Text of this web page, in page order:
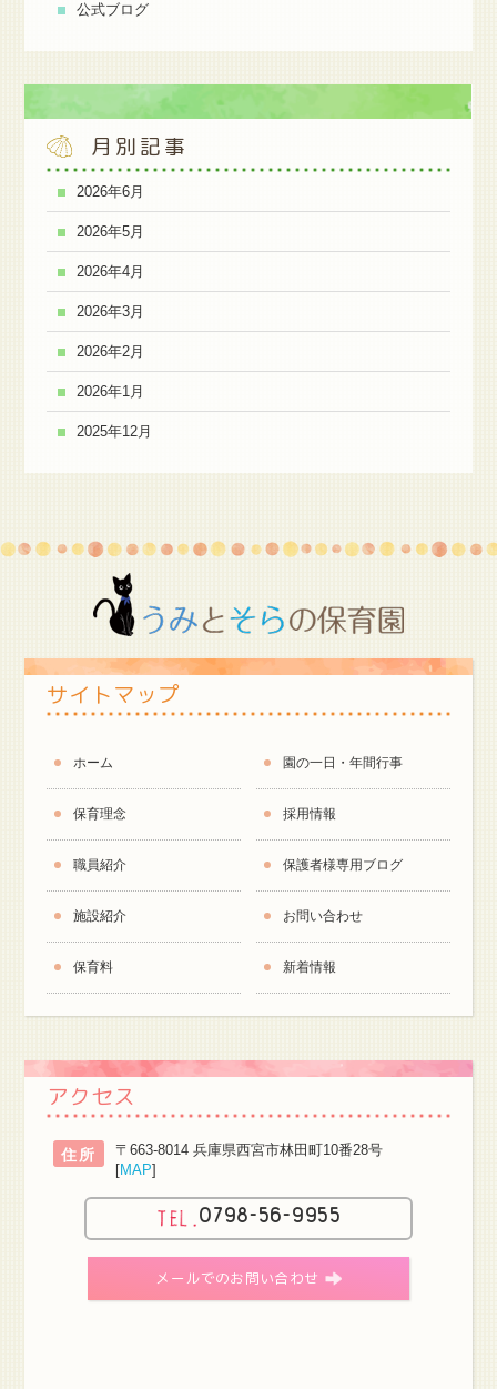
公式ブログ
月別記事
2026年6月
2026年5月
2026年4月
2026年3月
2026年2月
2026年1月
2025年12月
サイトマップ
ホーム
保育理念
職員紹介
施設紹介
保育料
園の一日・年間行事
採用情報
保護者様専用ブログ
お問い合わせ
新着情報
アクセス
住所
〒663-8014 兵庫県西宮市林田町10番28号
[MAP]
0798-56-9955
メールでのお問い合わせ